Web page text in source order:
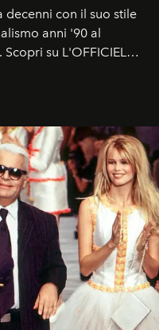
decenni con il suo stile
anni '90 al
su L'OFFICIEL